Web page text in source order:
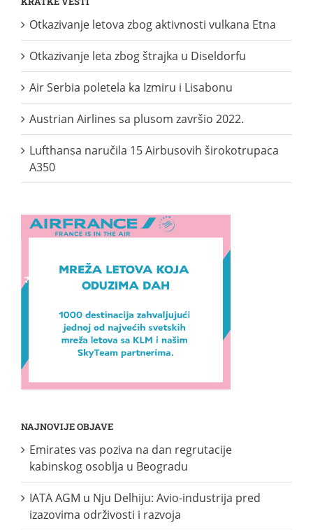
Otkazivanje letova zbog aktivnosti vulkana Etna
Otkazivanje leta zbog štrajka u Diseldorfu
Air Serbia poletela ka Izmiru i Lisabonu
Austrian Airlines sa plusom završio 2022.
Lufthansa naručila 15 Airbusovih širokotrupaca
A350
NAJNOVIJE OBJAVE
Emirates vas poziva na dan regrutacije
kabinskog osoblja u Beogradu
IATA AGM u Nju Delhiju: Avio-industrija pred
izazovima održivosti i razvoja